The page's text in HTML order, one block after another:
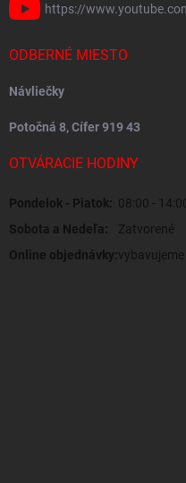
https://
ODBERNÉ MIESTO
Návliečky
Potočná 8, Cífer 919 43
OTVÁRACIE HODINY
Pondelok - Piatok: 08:00 -
Sobota a Nedeľa:
Zatvorené
Online objednávky: